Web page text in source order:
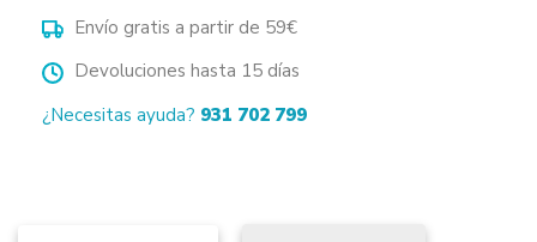
Envío gratis a partir de 59€
Devoluciones hasta 15 días
¿Necesitas ayuda? 931 702 799